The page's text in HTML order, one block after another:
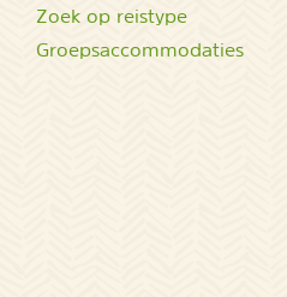
Zoek op reistype
Groepsaccommodaties